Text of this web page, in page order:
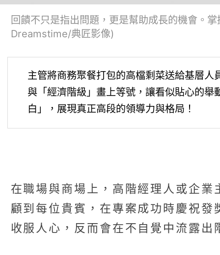
回饋不只是指出問題，更是幫助成長的機會。
Dreamstime/典匠影像)
主管將商務聚餐打包的高檔剩菜送給基層
與「經濟階級」畫上等號，讓看似貼心的
白」，展現真正高段的領導力與格局！
在職場與商場上，高階經理人或企
顧到每位貴賓，在專案成功時慶祝
收服人心，反而會在不自覺中流露出